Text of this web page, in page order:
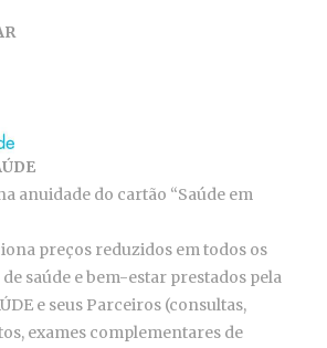
anuidade do cartão “Saúde em
preços reduzidos em todos os
saúde e bem-estar prestados pela
e seus Parceiros (consultas,
exames complementares de